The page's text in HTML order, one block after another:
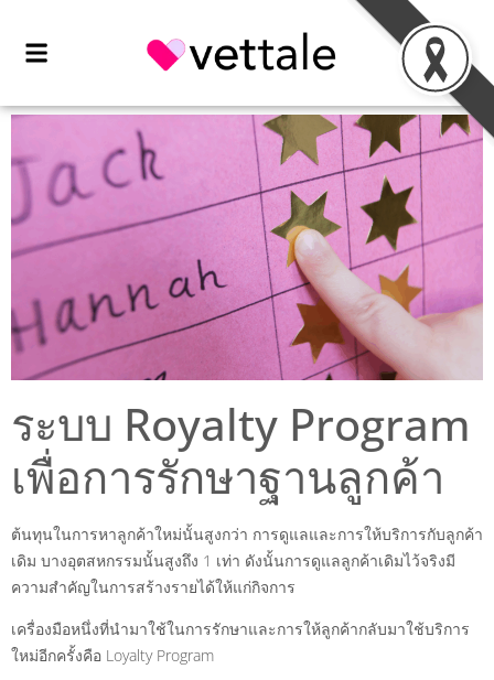
ระบบ Royalty Program
เพื่อการรักษาฐานลูกค้า
ต้นทุนในการหาลูกค้าใหม่นั้นสูงกว่า การดูแลและการให้บริการกับลูกค้า
เดิม บางอุตสหกรรมนั้นสูงถึง 1 เท่า ดังนั้นการดูแลลูกค้าเดิมไว้จริงมี
ความสำคัญในการสร้างรายได้ให้แก่กิจการ
เครื่องมือหนึ่งที่นำมาใช้ในการรักษาและการให้ลูกค้ากลับมาใช้บริการ
ใหม่อีกครั้งคือ Loyalty Program